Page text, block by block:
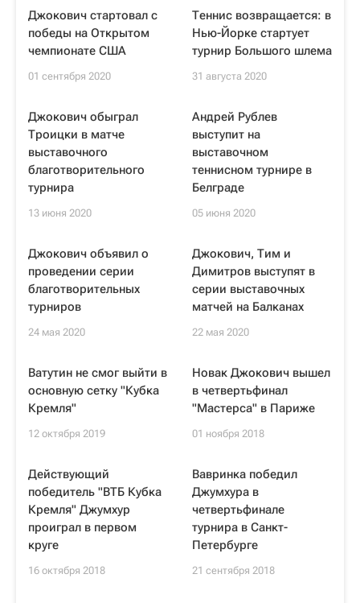
Джокович стартовал с
победы на Открытом
чемпионате США
01 сентября 2020
Теннис возвращается: в
Нью-Йорке стартует
турнир Большого шлема
31 августа 2020
Джокович обыграл
Троицки в матче
выставочного
благотворительного
турнира
13 июня 2020
Андрей Рублев
выступит на
выставочном
теннисном турнире в
Белграде
05 июня 2020
Джокович объявил о
проведении серии
благотворительных
турниров
24 мая 2020
Джокович, Тим и
Димитров выступят в
серии выставочных
матчей на Балканах
22 мая 2020
Ватутин не смог выйти в
основную сетку "Кубка
Кремля"
12 октября 2019
Новак Джокович вышел
в четвертьфинал
"Мастерса" в Париже
01 ноября 2018
Действующий
победитель "ВТБ Кубка
Кремля" Джумхур
проиграл в первом
круге
16 октября 2018
Вавринка победил
Джумхура в
четвертьфинале
турнира в Санкт-
Петербурге
21 сентября 2018